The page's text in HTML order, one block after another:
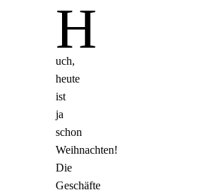
H
uch,
heute
ist
ja
schon
Weihnachten!
Die
Geschäfte